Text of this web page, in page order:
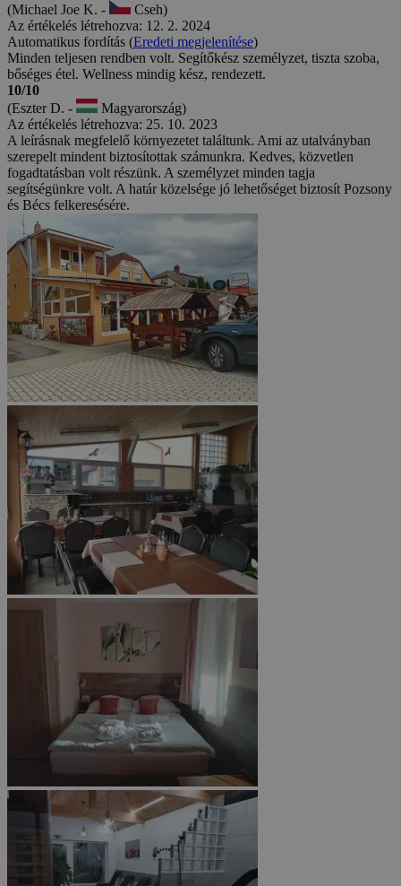
(Michael Joe K. -
Cseh)
Az értékelés létrehozva: 12. 2. 2024
Automatikus fordítás (Eredeti megjelenítése)
Minden teljesen rendben volt. Segítőkész személyzet, tiszta szoba,
bőséges étel. Wellness mindig kész, rendezett.
10/10
(Eszter D. -
Magyarország)
Az értékelés létrehozva: 25. 10. 2023
A leírásnak megfelelő környezetet találtunk. Ami az utalványban
szerepelt mindent biztosítottak számunkra. Kedves, közvetlen
fogadtatásban volt részünk. A személyzet minden tagja
segítségünkre volt. A határ közelsége jó lehetőséget biztosít Pozsony
és Bécs felkeresésére.